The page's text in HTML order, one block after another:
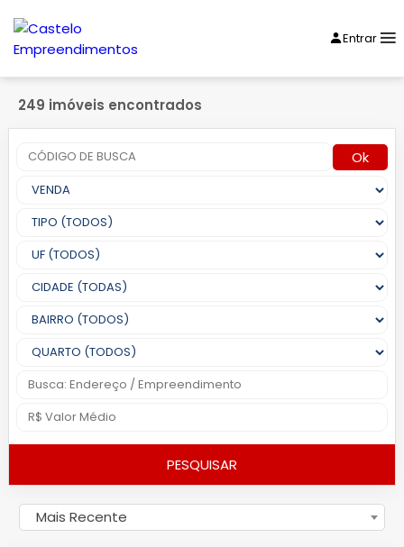
Entrar
249 imóveis encontrados
Ok
PESQUISAR
Mais Recente